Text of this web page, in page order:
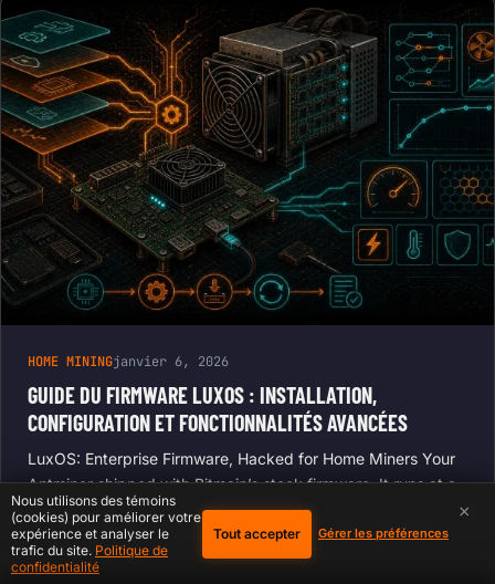
HOME MININGjanvier 6, 2026
GUIDE DU FIRMWARE LUXOS : INSTALLATION,
CONFIGURATION ET FONCTIONNALITÉS AVANCÉES
LuxOS: Enterprise Firmware, Hacked for Home Miners Your
Antminer shipped with Bitmain’s stock firmware. It runs at a
fixed frequency, pulls a fixed wattage, and…
×
Nous utilisons des témoins
(cookies) pour améliorer votre
expérience et analyser le
trafic du site. Politique de
confidentialité
Tout accepter Gérer les préférences